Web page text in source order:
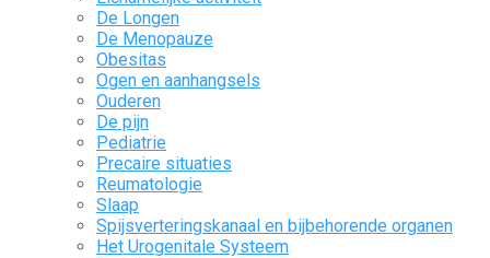
De Longen
De Menopauze
Obesitas
Ogen en aanhangsels
Ouderen
De pijn
Pediatrie
Precaire situaties
Reumatologie
Slaap
Spijsverteringskanaal en bijbehorende organen
Het Urogenitale Systeem